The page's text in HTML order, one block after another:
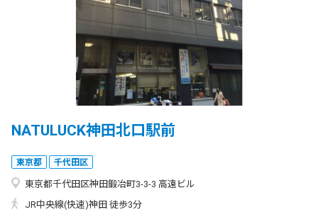
NATULUCK神田北口駅前
東京都 千代田区
東京都千代田区神田鍛冶町3-3-3 高遠ビル
JR中央線(快速)神田 徒歩3分